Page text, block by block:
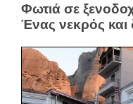
Φωτιά σε
Ένας νεκρός και